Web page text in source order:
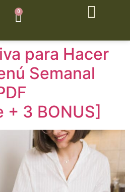
0
para Hacer
Semanal
3 BONUS]